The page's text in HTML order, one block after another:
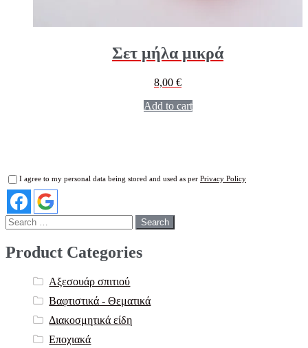
Σετ μήλα μικρά
8,00 €
Add to cart
I agree to my personal data being stored and used as per Privacy Policy
Search
for:
Product Categories
Αξεσουάρ σπιτιού
Βαφτιστικά - Θεματικά
Διακοσμητικά είδη
Εποχιακά